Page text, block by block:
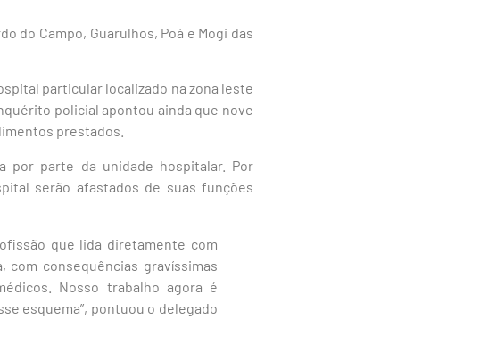
do Campo, Guarulhos, Poá e Mogi das
particular localizado na zona leste
policial apontou ainda que nove
prestados.
por parte da unidade hospitalar. Por
serão afastados de suas funções
que lida diretamente com
com consequências gravíssimas
Nosso trabalho agora é
esquema”, pontuou o delegado